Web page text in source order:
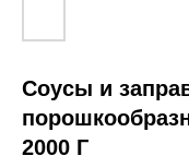
Соусы и
2000 Г